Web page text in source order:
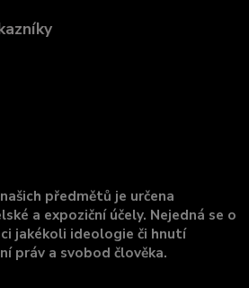
předmětů je určena
a expoziční účely. Nejedná se o
jakékoli ideologie či hnutí
práv a svobod člověka.